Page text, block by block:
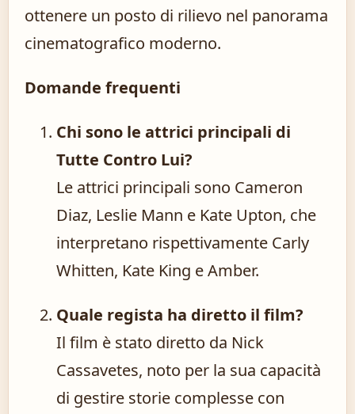
ottenere un posto di rilievo nel panorama
cinematografico moderno.
Domande frequenti
Chi sono le attrici principali di
Tutte Contro Lui?
Le attrici principali sono Cameron
Diaz, Leslie Mann e Kate Upton, che
interpretano rispettivamente Carly
Whitten, Kate King e Amber.
Quale regista ha diretto il film?
Il film è stato diretto da Nick
Cassavetes, noto per la sua capacità
di gestire storie complesse con